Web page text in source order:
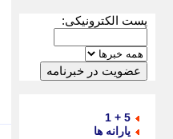
پست الکترونیکی:
5 + 1
یارانه ها